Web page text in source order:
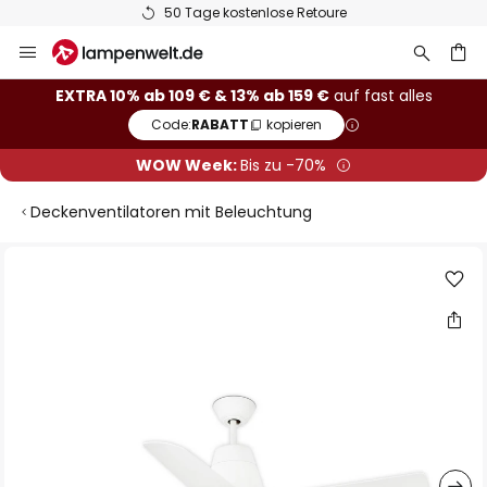
50 Tage kostenlose Retoure
Inhalt
springen
EXTRA 10% ab 109 € & 13% ab 159 €auf fast alles
Code:RABATT kopieren
WOW Week:Bis zu -70%
Deckenventilatoren mit Beleuchtung